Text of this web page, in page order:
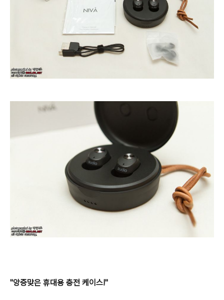
"앙증맞은 휴대용 충전 케이스!"